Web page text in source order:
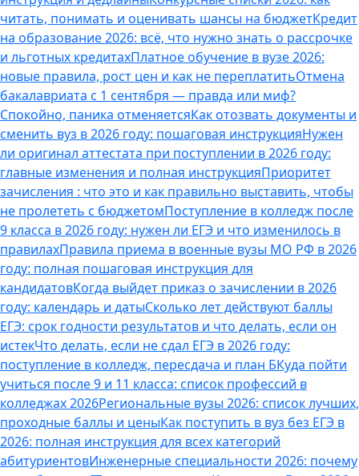
читать, понимать и оценивать шансы на бюджетКредит
на образование 2026: всё, что нужно знать о рассрочке
и льготных кредитахПлатное обучение в вузе 2026:
новые правила, рост цен и как не переплатитьОтмена
бакалавриата с 1 сентября — правда или миф?
Спокойно, паника отменяетсяКак отозвать документы и
сменить вуз в 2026 году: пошаговая инструкцияНужен
ли оригинал аттестата при поступлении в 2026 году:
главные изменения и полная инструкцияПриоритет
зачисления : что это и как правильно выставить, чтобы
не пролететь с бюджетомПоступление в колледж после
9 класса в 2026 году: нужен ли ЕГЭ и что изменилось в
правилахПравила приема в военные вузы МО РФ в 2026
году: полная пошаговая инструкция для
кандидатовКогда выйдет приказ о зачислении в 2026
году: календарь и датыСколько лет действуют баллы
ЕГЭ: срок годности результатов и что делать, если он
истекЧто делать, если не сдал ЕГЭ в 2026 году:
поступление в колледж, пересдача и план БКуда пойти
учиться после 9 и 11 класса: список профессий в
колледжах 2026Региональные вузы 2026: список лучших,
проходные баллы и ценыКак поступить в вуз без ЕГЭ в
2026: полная инструкция для всех категорий
абитуриентовИнженерные специальности 2026: почему